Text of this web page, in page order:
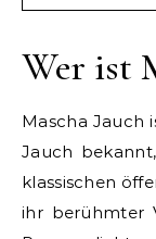
Wer ist
Mascha Jauch
Jauch
klassischen
ihr berühmter